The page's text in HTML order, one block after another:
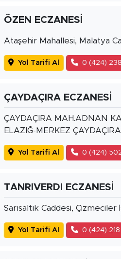
ÖZEN ECZANESİ
Ataşehir Mahallesi, Malatya
Yol Tarifi Al 0 (424)
ÇAYDAÇIRA ECZANESİ
ÇAYDAÇIRA MAH.ADNAN
ELAZIĞ-MERKEZ
Yol Tarifi Al 0 (424)
TANRIVERDI ECZANESİ
Sarısaltık Caddesi, Çizmeciler
Yol Tarifi Al 0 (424)